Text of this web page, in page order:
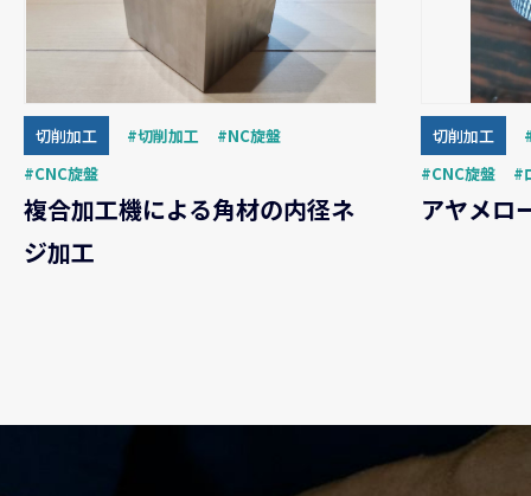
切削加工 切削加工
NC旋盤
CNC旋盤
複合加工機による角材の内径ネ
ジ加工
切削加工
CNC旋盤
アヤメロ